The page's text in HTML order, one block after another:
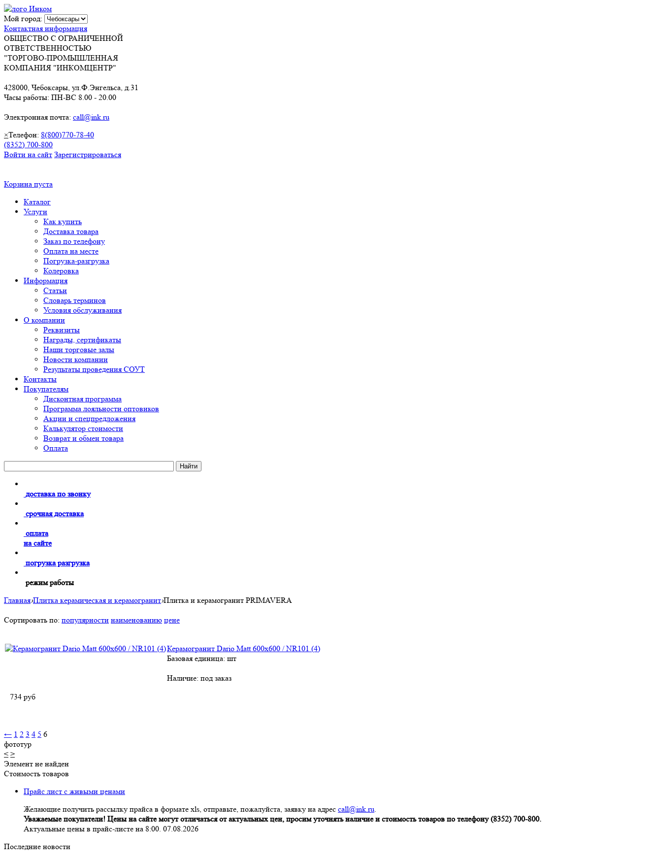
Мой город:
Контактная информация
ОБЩЕСТВО С ОГРАНИЧЕННОЙ
ОТВЕТСТВЕННОСТЬЮ
"ТОРГОВО-ПРОМЫШЛЕННАЯ
КОМПАНИЯ "ИНКОМЦЕНТР"
428000, Чебоксары, ул.Ф.Энгельса, д.31
Часы работы: ПН-ВС 8.00 - 20.00
Электронная почта: call@ink.ru
×Телефон: 8(800)770-78-40
(8352) 700-800
Войти на сайт Зарегистрироваться
Корзина пуста
Каталог
Услуги
Как купить
Доставка товара
Заказ по телефону
Оплата на месте
Погрузка-разгрузка
Колеровка
Информация
Статьи
Словарь терминов
Условия обслуживания
О компании
Реквизиты
Награды, сертификаты
Наши торговые залы
Новости компании
Результаты проведения СОУТ
Контакты
Покупателям
Дисконтная программа
Программа лояльности оптовиков
Акции и спецпредложения
Калькулятор стоимости
Возврат и обмен товара
Оплата
доставка по звонку
срочная доставка
оплата
на сайте
погрузка разгрузка
режим работы
Главная›Плитка керамическая и керамогранит›Плитка и керамогранит PRIMAVERA
Сортировать по: популярности наименованию цене
Керамогранит Dario Matt 600х600 / NR101 (4)
Базовая единица: шт
Наличие: под заказ
734 руб
← 1 2 3 4 5 6
фототур
< >
Элемент не найден
Стоимость товаров
Прайс лист с живыми ценами
Желающие получить рассылку прайса в формате xls, отправьте, пожалуйста, заявку на адрес call@ink.ru.
Уважаемые покупатели! Цены на сайте могут отличаться от актуальных цен, просим уточнять наличие и стоимость товаров по телефону (8352) 700-800.
Актуальные цены в прайс-листе на 8:00. 07.08.2026
Последние новости